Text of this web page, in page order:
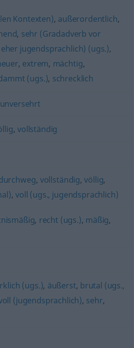
Kontexten), außerordentlich,
, sehr (Gradadverb vor
jugendsprachlich) (ugs.),
, extrem, mächtig,
(ugs.), schrecklich
unversehrt
, vollständig
, vollständig,völlig,
,voll (ugs., jugendsprachlich)
, recht (ugs.), mäßig,
(ugs.), äußerst, brutal (ugs.,
(jugendsprachlich), sehr,